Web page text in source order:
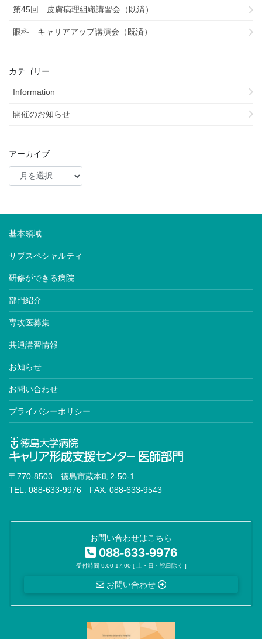
第45回 皮膚病理組織講習会（既済）
眼科 キャリアアップ講演会（既済）
カテゴリー
Information
開催のお知らせ
アーカイブ
基本領域
サブスペシャルティ
研修ができる病院
部門紹介
専攻医募集
共通講習情報
お知らせ
お問い合わせ
プライバシーポリシー
〒770-8503 徳島市蔵本町2-50-1
TEL: 088-633-9976 FAX: 088-633-9543
お問い合わせはこちら
088-633-9976
受付時間 9:00-17:00 [ 土・日・祝日除く ]
お問い合わせ